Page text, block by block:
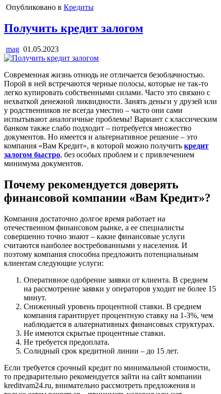
Опубликовано в Кредиты
Получить кредит залогом
mag 01.05.2023
Современная жизнь отнюдь не отличается безоблачностью.
Порой в ней встречаются черные полосы, которые не так-то
легко купировать собственными силами. Часто это связано с
нехваткой денежной ликвидности. Занять деньги у друзей или
у родственников не всегда уместно – часто они сами
испытывают аналогичные проблемы! Вариант с классическим
банком также слабо подходит – потребуется множество
документов. Но имеется и альтернативное решение – это
компания «Вам Кредит», в которой можно получить кредит
залогом быстро, без особых проблем и с привлечением
минимума документов.
Почему рекомендуется доверять
финансовой компании «Вам Кредит»?
Компания достаточно долгое время работает на
отечественном финансовом рынке, а ее специалисты
совершенно точно знают – какие финансовые услуги
считаются наиболее востребованными у населения. И
поэтому компания способна предложить потенциальным
клиентам следующие услуги:
Оперативное одобрение заявки от клиента. В среднем
на рассмотрение заявки у операторов уходит не более 15
минут.
Сниженный уровень процентной ставки. В среднем
компания гарантирует процентную ставку на 1-3%, чем
наблюдается в альтернативных финансовых структурах.
Не имеются скрытые процентные ставки.
Не требуется предоплата.
Солидный срок кредитной линии – до 15 лет.
Если требуется срочный кредит по минимальной стоимости,
то предварительно рекомендуется зайти на сайт компании
kreditvam24.ru, внимательно рассмотреть предложения и